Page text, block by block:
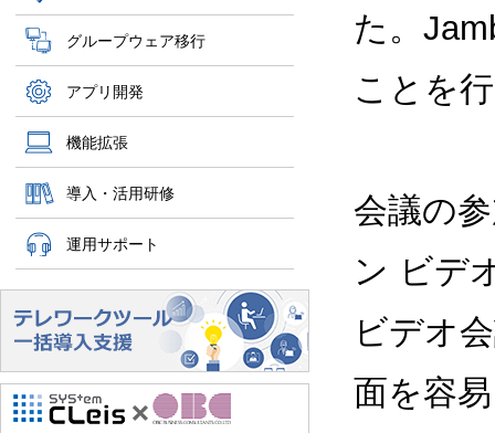
グループウェア移行
アプリ開発
機能拡張
導入・活用研修
運用サポート
た。
ことを
会議の
ン ビデ
ビデオ
面を容